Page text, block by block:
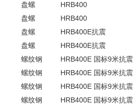
盘螺
HRB400
盘螺
HRB400
盘螺
HRB400E抗震
盘螺
HRB400E抗震
螺纹钢
HRB400E 国标9米抗震
螺纹钢
HRB400E 国标9米抗震
螺纹钢
HRB400E 国标9米抗震
螺纹钢
HRB400E 国标9米抗震